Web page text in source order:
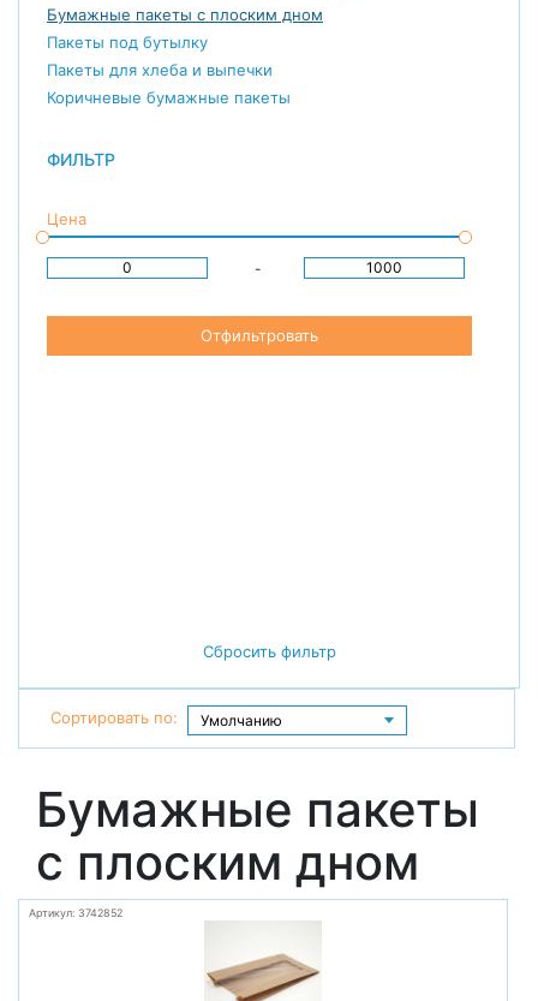
Бумажные пакеты с плоским дном
Пакеты под бутылку
Пакеты для хлеба и выпечки
Коричневые бумажные пакеты
ФИЛЬТР
Цена
-
Отфильтровать
Сбросить фильтр
Сортировать по:
Бумажные пакеты
с плоским дном
Артикул: 3742852